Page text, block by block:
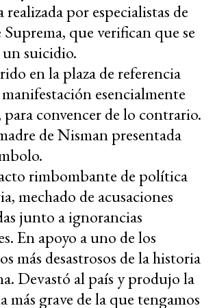
realizada por especialistas de
que verifican que se
suicidio.
en la plaza de referencia
esencialmente
convencer de lo contrario.
de Nisman presentada
rimbombante de política
mechado de acusaciones
junto a ignorancias
En apoyo a uno de los
más desastrosos de la historia
Devastó al país y produjo la
más grave de la que tengamos